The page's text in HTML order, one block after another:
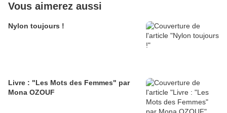
Vous aimerez aussi
Nylon toujours !
Livre : "Les Mots des Femmes" par
Mona OZOUF